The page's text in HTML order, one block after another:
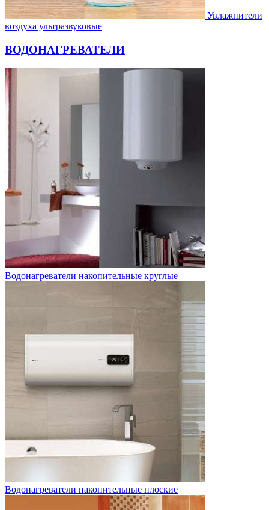
Увлажнители
воздуха ультразвуковые
ВОДОНАГРЕВАТЕЛИ
Водонагреватели накопительные круглые
Водонагреватели накопительные плоские